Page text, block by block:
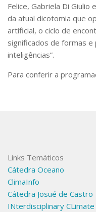
Felice, Gabriela Di Giulio
da atual dicotomia que
artificial, o ciclo de
significados de formas e
inteligências”.
Para conferir a
Links Temáticos
Cátedra Oceano
ClimaInfo
Cátedra Josué de Castro
INterdisciplinary